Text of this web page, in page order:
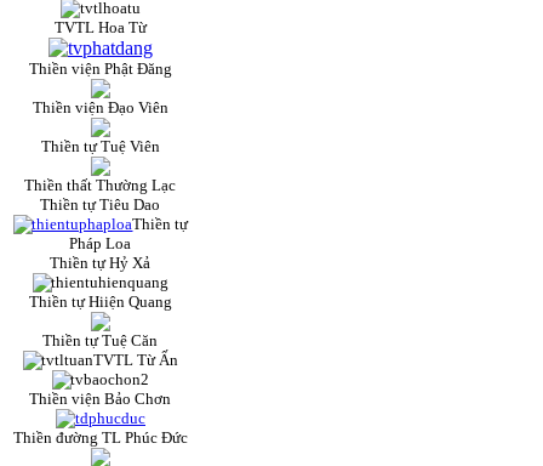
TVTL Hoa Từ
Thiền viện Phật Đăng
Thiền viện Đạo Viên
Thiền tự Tuệ Viên
Thiền thất Thường Lạc
Thiền tự Tiêu Dao
Thiền tự
Pháp Loa
Thiền tự Hỷ Xả
Thiền tự Hiiện Quang
Thiền tự Tuệ Căn
TVTL Từ Ấn
Thiền viện Bảo Chơn
Thiền đường TL Phúc Đức